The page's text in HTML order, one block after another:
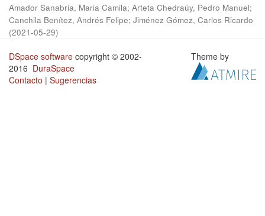
Amador Sanabria, Maria Camila; Arteta Chedraüy, Pedro Manuel;
Canchila Benítez, Andrés Felipe; Jiménez Gómez, Carlos Ricardo
(2021-05-29)
DSpace software copyright © 2002-
2016 DuraSpace
Contacto | Sugerencias
Theme by